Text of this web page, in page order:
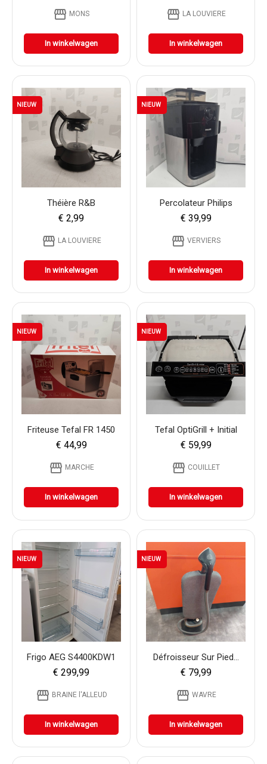
storefront MONS
In winkelwagen
storefront LA LOUVIERE
In winkelwagen
Théière R&b
€ 2,99
storefront LA LOUVIERE
In winkelwagen
NIEUW
Percolateur Philips
€ 39,99
storefront VERVIERS
In winkelwagen
NIEUW
Friteuse Tefal FR 1450
€ 44,99
storefront MARCHE
In winkelwagen
NIEUW
Tefal OptiGrill + Initial
€ 59,99
storefront COUILLET
In winkelwagen
NIEUW
Frigo AEG S4400KDW1
€ 299,99
storefront BRAINE l'ALLEUD
In winkelwagen
NIEUW
Défroisseur Sur Pied...
€ 79,99
storefront WAVRE
In winkelwagen
NIEUW